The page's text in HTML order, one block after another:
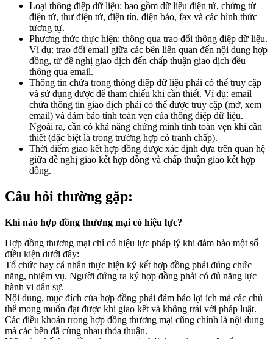
Loại thông điệp dữ liệu: bao gồm dữ liệu điện tử, chứng từ
điện tử, thư điện tử, điện tín, điện báo, fax và các hình thức
tương tự.
Phương thức thực hiện: thông qua trao đổi thông điệp dữ liệu.
Ví dụ: trao đổi email giữa các bên liên quan đến nội dung hợp
đồng, từ đề nghị giao dịch đến chấp thuận giao dịch đều
thông qua email.
Thông tin chứa trong thông điệp dữ liệu phải có thể truy cập
và sử dụng được để tham chiếu khi cần thiết. Ví dụ: email
chứa thông tin giao dịch phải có thể được truy cập (mở, xem
email) và đảm bảo tính toàn vẹn của thông điệp dữ liệu.
Ngoài ra, cần có khả năng chứng minh tính toàn vẹn khi cần
thiết (đặc biệt là trong trường hợp có tranh chấp).
Thời điểm giao kết hợp đồng được xác định dựa trên quan hệ
giữa đề nghị giao kết hợp đồng và chấp thuận giao kết hợp
đồng.
Câu hỏi thường gặp:
Khi nào hợp đồng thương mại có hiệu lực?
Hợp đồng thương mại chỉ có hiệu lực pháp lý khi đảm bảo một số
điều kiện dưới đây:
Tổ chức hay cá nhân thực hiện ký kết hợp đồng phải đúng chức
năng, nhiệm vụ. Người đứng ra ký hợp đồng phải có đủ năng lực
hành vi dân sự.
Nội dung, mục đích của hợp đồng phải đảm bảo lợi ích mà các chủ
thể mong muốn đạt được khi giao kết và không trái với pháp luật.
Các điều khoản trong hợp đồng thương mại cũng chính là nội dung
mà các bên đã cùng nhau thỏa thuận.